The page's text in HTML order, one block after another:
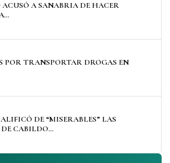
A SANABRIA DE HACER
POR TRANSPORTAR DROGAS EN
DE “MISERABLES” LAS
CABILDO…